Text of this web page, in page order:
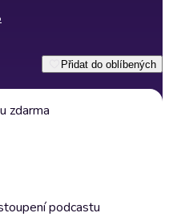
Přidat do oblíbených
zdarma
podcastu